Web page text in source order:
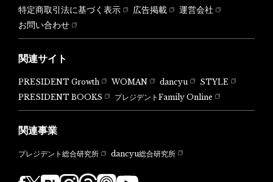
特定商取引法に基づく表示
広告掲載
運営会社
お問い合わせ
関連サイト
PRESIDENT Growth WOMAN dancyu
STYLE
PRESIDENT BOOKS
プレジデントFamily Online
関連事業
プレジデント総合研究所 dancyu総合研究所